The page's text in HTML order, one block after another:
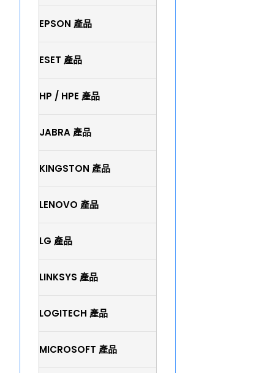
EPSON 產品
ESET 產品
HP / HPE 產品
JABRA 產品
KINGSTON 產品
LENOVO 產品
LG 產品
LINKSYS 產品
LOGITECH 產品
MICROSOFT 產品